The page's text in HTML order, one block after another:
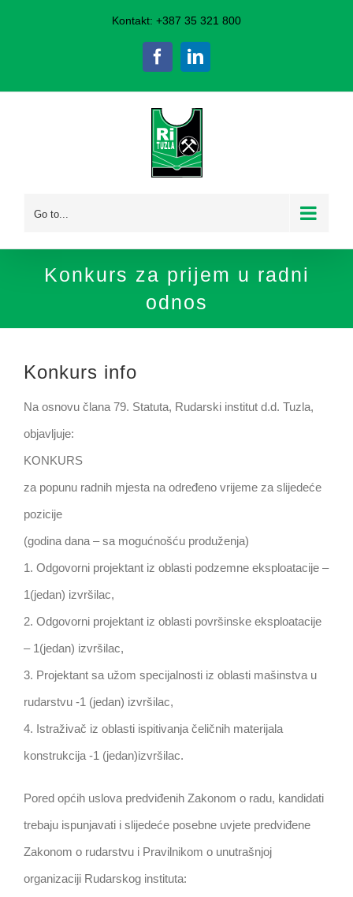
Kontakt: +387 35 321 800
FacebookLinkedIn
Go to...
Konkurs za prijem u radni
odnos
Konkurs info
Na osnovu člana 79. Statuta, Rudarski institut d.d. Tuzla,
objavljuje:
KONKURS
za popunu radnih mjesta na određeno vrijeme za slijedeće
pozicije
(godina dana – sa mogućnošću produženja)
1. Odgovorni projektant iz oblasti podzemne eksploatacije –
1(jedan) izvršilac,
2. Odgovorni projektant iz oblasti površinske eksploatacije
– 1(jedan) izvršilac,
3. Projektant sa užom specijalnosti iz oblasti mašinstva u
rudarstvu -1 (jedan) izvršilac,
4. Istraživač iz oblasti ispitivanja čeličnih materijala
konstrukcija -1 (jedan)izvršilac.
Pored općih uslova predviđenih Zakonom o radu, kandidati
trebaju ispunjavati i slijedeće posebne uvjete predviđene
Zakonom o rudarstvu i Pravilnikom o unutrašnjoj
organizaciji Rudarskog instituta: